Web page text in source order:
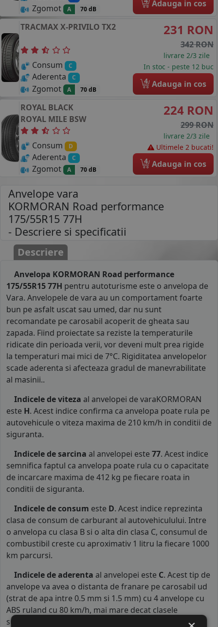
Zgomot A 70 dB
Adauga in cos
TRACMAX X-PRIVILO TX2
Consum C
Aderenta C
Zgomot A 70 dB
231 RON
342 RON
livrare 2/3 zile
In stoc - peste 12 buc
4 Adauga in cos
ROYAL BLACK
ROYAL MILE BSW
Consum D
Aderenta C
Zgomot A 70 dB
224 RON
299 RON
livrare 2/3 zile
Ultimele 2 bucati!
4 Adauga in cos
Anvelope vara
KORMORAN Road performance
175/55R15 77H
- Descriere si specificatii
Descriere
Anvelopa KORMORAN Road performance
175/55R15 77H pentru autoturisme este o anvelopa de
Vara. Anvelopele de vara au un comportament foarte
bun pe asfalt uscat sau umed, dar nu sunt
recomandate pe carosabil acoperit de gheata sau
zapada. Fiind proiectate sa reziste la temperaturile
ridicate din perioada verii, vor deveni mult prea rigide
la temperaturi mai mici de 7°C. Rigiditatea anvelopelor
scade aderenta si afecteaza gradul de manevrabilitate
al masinii..
Indicele de viteza al anvelopei de varaKORMORAN
este H. Acest indice confirma ca anvelopa poate rula pe
autovehicule o viteza maxima de 210 km/h in conditii de
siguranta.
Indicele de sarcina al anvelopei este 77. Acest indice
semnifica faptul ca anvelopa poate rula cu o capacitate
de incarcare maxima de 412 kg pe fiecare roata in
conditii de siguranta.
Indicele de consum este D. Acest indice reprezinta
clasa de consum de carburant al autovehiculului. Intre
o anvelopa cu clasa B si o alta din clasa C, consumul de
combustibil creste cu aproximativ 1 litru la fiecare 1000
km parcursi.
Indicele de aderenta al anvelopei este C. Acest tip de
anvelope va avea o distanta de franare pe carosabil ud
(strat de apa intre 0.5 mm si 1.5 mm) cu 4 anvelope cu
ABS ruland cu 80 km/h, mai mare decat clasele
superioare. Intre o anvelopa din clasa de franare C si